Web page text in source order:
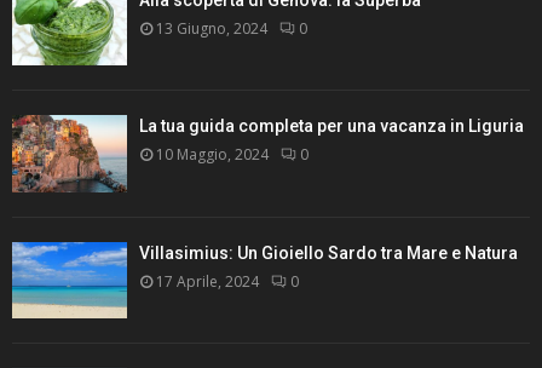
13 Giugno, 2024 0
La tua guida completa per una vacanza in Liguria
10 Maggio, 2024 0
Villasimius: Un Gioiello Sardo tra Mare e Natura
17 Aprile, 2024 0